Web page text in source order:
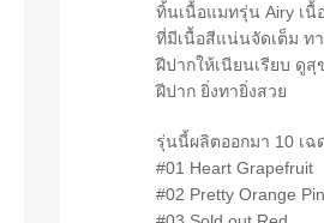
ทิ้นเนื้อแมทรุ่น Airy เ
ที่มีเนื้อสีแน่นจัดเต็ม ท
ฝีปากให้เนียนเรียบ ดู
ฝีปาก ยิ่งทายิ่งสวย
รุ่นนี้ผลิตออกมา 10 เฉ
#01 Heart Grapefruit
#02 Pretty Orange